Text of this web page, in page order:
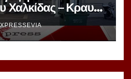
Χαλκίδας – Κραυγή